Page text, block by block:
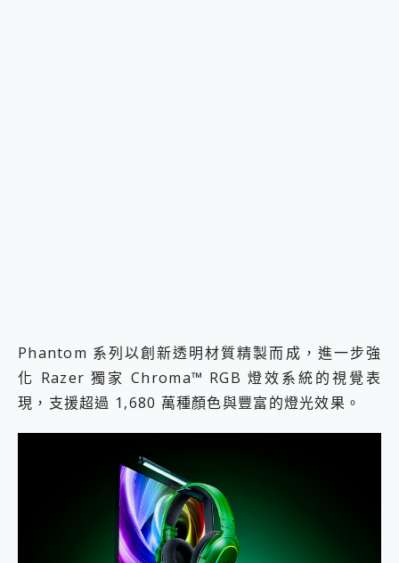
Phantom 系列以創新透明材質精製而成，進一步強
化 Razer 獨家 Chroma™ RGB 燈效系統的視覺表
現，支援超過 1,680 萬種顏色與豐富的燈光效果。